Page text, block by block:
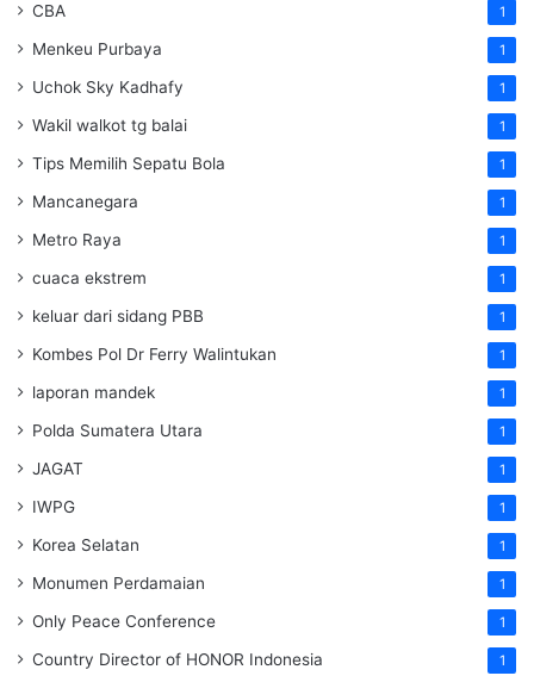
CBA 1
Menkeu Purbaya 1
Uchok Sky Kadhafy 1
Wakil walkot tg balai 1
Tips Memilih Sepatu Bola 1
Mancanegara 1
Metro Raya 1
cuaca ekstrem 1
keluar dari sidang PBB 1
Kombes Pol Dr Ferry Walintukan 1
laporan mandek 1
Polda Sumatera Utara 1
JAGAT 1
IWPG 1
Korea Selatan 1
Monumen Perdamaian 1
Only Peace Conference 1
Country Director of HONOR Indonesia 1